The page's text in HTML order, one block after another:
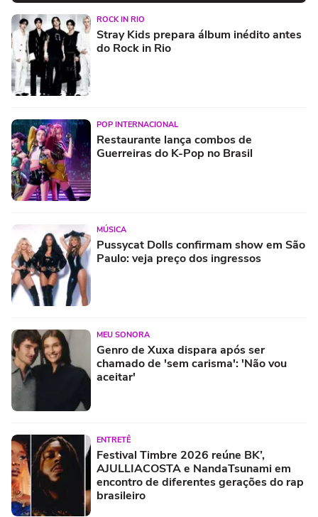
ROCK IN RIO
Stray Kids prepara álbum inédito antes
do Rock in Rio
POP INTERNACIONAL
Restaurante lança combos de
Guerreiras do K-Pop no Brasil
MÚSICA
Pussycat Dolls confirmam show em São
Paulo: veja preço dos ingressos
MEU SONORA
Genro de Xuxa dispara após ser
chamado de 'sem carisma': 'Não vou
aceitar'
ENTRETÊ
Festival Timbre 2026 reúne BK’,
AJULLIACOSTA e NandaTsunami em
encontro de diferentes gerações do rap
brasileiro